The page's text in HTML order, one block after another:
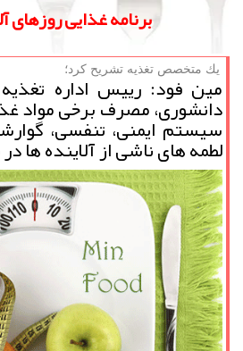
برنامه غذایی روزهای
یك متخصص تغذیه تشریح كرد؛
مین فود: رییس اداره
دانشوری، مصرف برخی مواد
سیستم ایمنی، تنفسی،
لطمه های ناشی از آلاینده ها